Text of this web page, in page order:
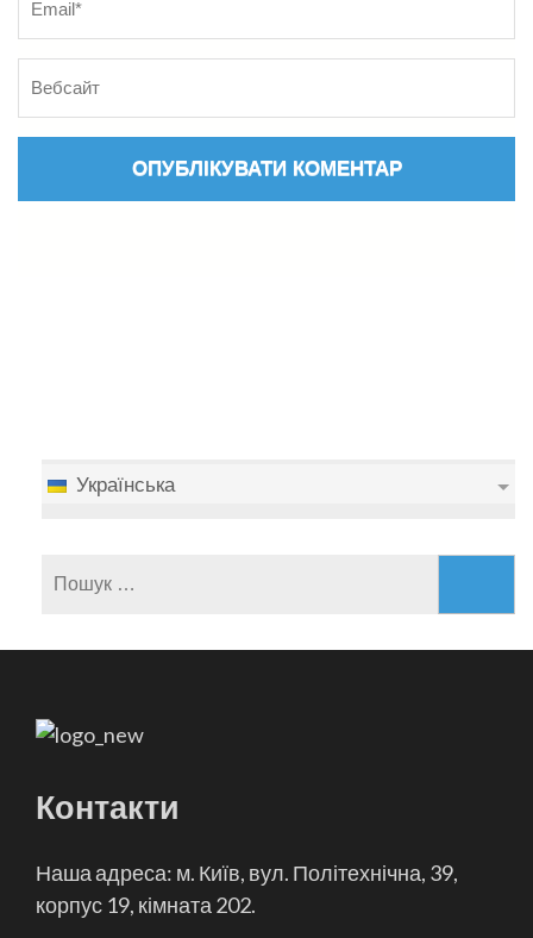
Українська
Контакти
Наша адреса: м. Київ, вул. Політехнічна, 39,
корпус 19, кімната 202.